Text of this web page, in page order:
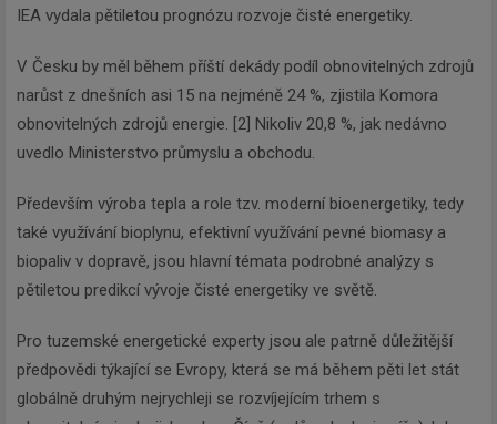
IEA vydala pětiletou prognózu rozvoje čisté energetiky.
V Česku by měl během příští dekády podíl obnovitelných zdrojů
narůst z dnešních asi 15 na nejméně 24 %, zjistila Komora
obnovitelných zdrojů energie. [2] Nikoliv 20,8 %, jak nedávno
uvedlo Ministerstvo průmyslu a obchodu.
Především výroba tepla a role tzv. moderní bioenergetiky, tedy
také využívání bioplynu, efektivní využívání pevné biomasy a
biopaliv v dopravě, jsou hlavní témata podrobné analýzy s
pětiletou predikcí vývoje čisté energetiky ve světě.
Pro tuzemské energetické experty jsou ale patrně důležitější
předpovědi týkající se Evropy, která se má během pěti let stát
globálně druhým nejrychleji se rozvíjejícím trhem s